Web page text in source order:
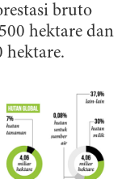
bruto
hektare dan
hektare.